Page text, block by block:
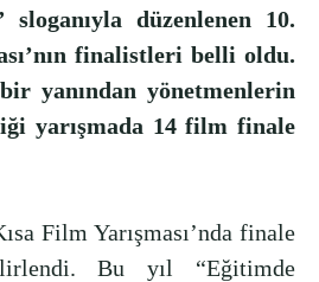
sloganıyla düzenlenen 10.
finalistleri belli oldu.
yanından yönetmenlerin
yarışmada 14 film finale
Film Yarışması’nda finale
Bu yıl “Eğitimde